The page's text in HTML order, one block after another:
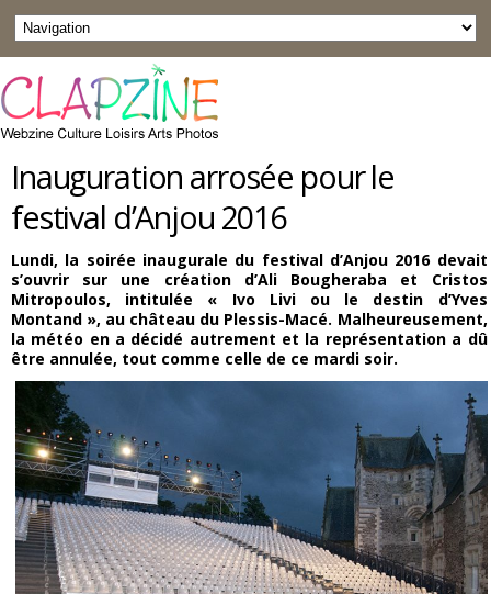
Inauguration arrosée pour le
festival d’Anjou 2016
Lundi, la soirée inaugurale du festival d’Anjou 2016 devait
s’ouvrir sur une création d’Ali Bougheraba et Cristos
Mitropoulos, intitulée « Ivo Livi ou le destin d’Yves
Montand », au château du Plessis-Macé. Malheureusement,
la météo en a décidé autrement et la représentation a dû
être annulée, tout comme celle de ce mardi soir.